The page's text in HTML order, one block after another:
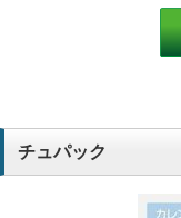
チュパック